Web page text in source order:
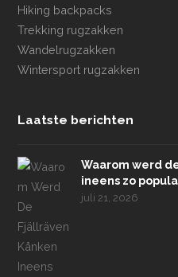
Hiking backpacks
Trekking rugzakken
Wandelrugzakken
Wintersport rugzakken
Laatste berichten
Waarom werd
ineens zo
juli 21, 2026